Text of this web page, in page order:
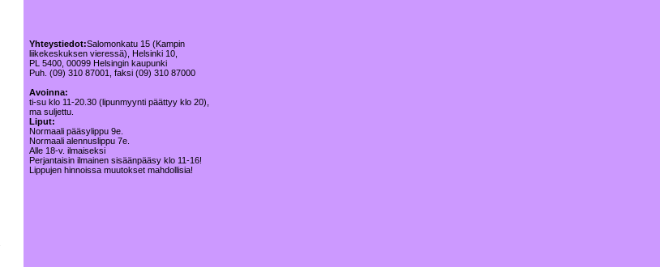
Yhteystiedot:Salomonkatu 15 (Kampin
liikekeskuksen vieressä), Helsinki 10,
PL 5400, 00099 Helsingin kaupunki
Puh. (09) 310 87001, faksi (09) 310 87000
Avoinna:
ti-su klo 11-20.30 (lipunmyynti päättyy klo 20),
ma suljettu.
Liput:
Normaali pääsylippu 9e.
Normaali alennuslippu 7e.
Alle 18-v. ilmaiseksi
Perjantaisin ilmainen sisäänpääsy klo 11-16!
Lippujen hinnoissa muutokset mahdollisia!